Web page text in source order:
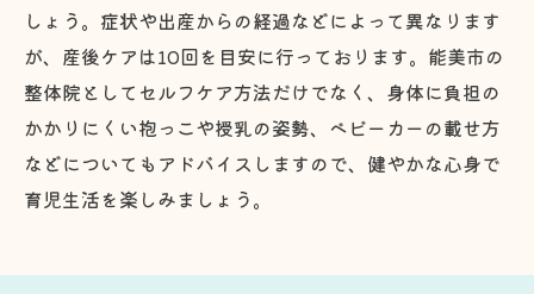
しょう。症状や出産からの経過などによって異なります
が、産後ケアは10回を目安に行っております。能美市の
整体院としてセルフケア方法だけでなく、身体に負担の
かかりにくい抱っこや授乳の姿勢、ベビーカーの載せ方
などについてもアドバイスしますので、健やかな心身で
育児生活を楽しみましょう。